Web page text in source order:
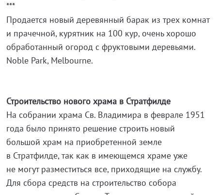
***
Продается новый деревянный барак из трех комнат
и прачечной, курятник на 100 кур, очень хорошо
обработанный огород с фруктовыми деревьями.
Noble Park, Melbourne.
Строительство нового храма в Стратфилде
На собрании храма Св. Владимира в феврале 1951
года было принято решение строить новый
большой храм на приобретенной земле
в Стратфилде, так как в имеющемся храме уже
не могут разместиться все, приходящие на службу.
Для сбора средств на строительство собора